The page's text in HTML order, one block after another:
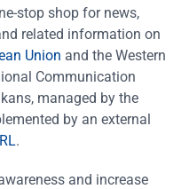
stop shop for news,
related information on
Union and the Western
Communication
managed by the
by an external
.
and increase